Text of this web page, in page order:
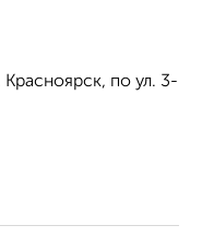
по ул. 3-